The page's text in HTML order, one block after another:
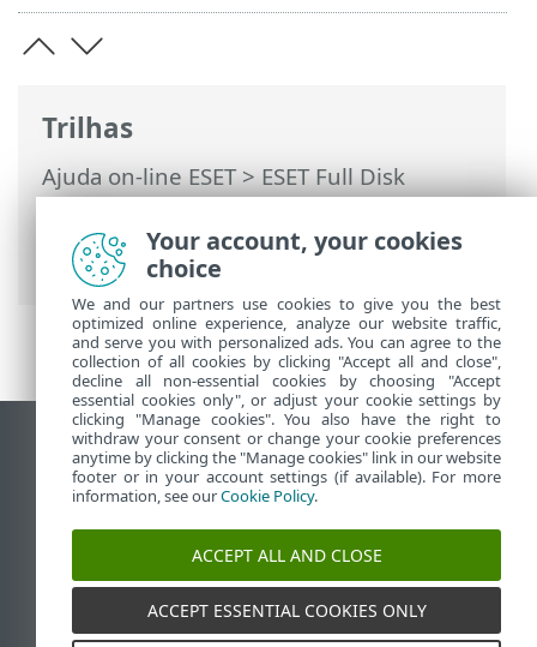
Trilhas
Ajuda on-line ESET>ESET Full Disk
Encryption>Usando o ESET Full Disk
Encryption>Recuperação de criptografia
> Dados de recuperação
Ver site para desktop
End of Life
Base de conhecimento ESET
Fórum ESET
ESET Status Portal
Suporte regional
Your account, your cookies
choice
We and our partners use cookies to give you the best
optimized online experience, analyze our website traffic,
and serve you with personalized ads. You can agree to the
collection of all cookies by clicking "Accept all and close",
decline all non-essential cookies by choosing "Accept
essential cookies only", or adjust your cookie settings by
clicking "Manage cookies". You also have the right to
withdraw your consent or change your cookie preferences
anytime by clicking the "Manage cookies" link in our website
footer or in your account settings (if available). For more
information, see ourCookie Policy.
ACCEPT ALL AND CLOSE
ACCEPT ESSENTIAL COOKIES ONLY